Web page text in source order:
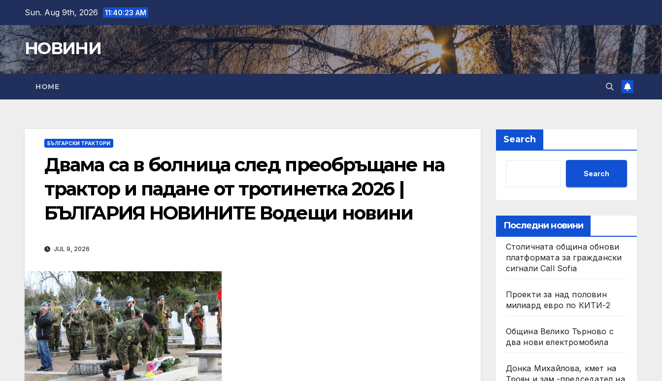
content
Sun. Aug 9th, 2026 11:40:24 AM
НОВИНИ
HOME
БЪЛГАРСКИ ТРАКТОРИ
Двама са в болница след преобръщане на
трактор и падане от тротинетка 2026 |
БЪЛГАРИЯ НОВИНИТЕ Водещи новини
JUL 9, 2026
Search
Search
Последни новини
Столичната община обнови
платформата за граждански
сигнали Call Sofia
Проекти за над половин
милиард евро по КИТИ-2
Община Велико Търново с
два нови електромобила
Донка Михайлова, кмет на
Троян и зам.-председател на